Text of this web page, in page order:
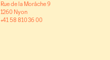
Rue de la Morâche 9
1260 Nyon
+41 58 810 36 00